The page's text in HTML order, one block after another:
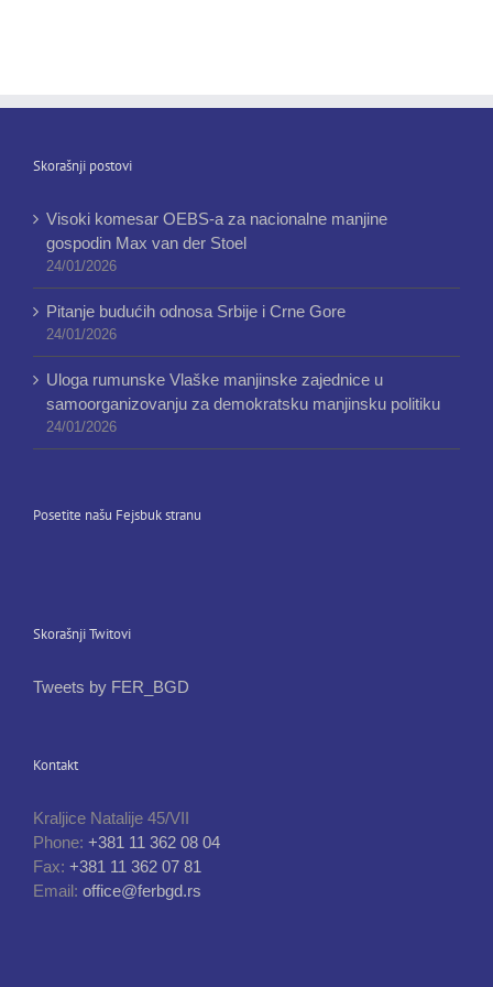
Skorašnji postovi
Visoki komesar OEBS-a za nacionalne manjine
gospodin Max van der Stoel
24/01/2026
Pitanje budućih odnosa Srbije i Crne Gore
24/01/2026
Uloga rumunske Vlaške manjinske zajednice u
samoorganizovanju za demokratsku manjinsku politiku
24/01/2026
Posetite našu Fejsbuk stranu
Skorašnji Twitovi
Tweets by FER_BGD
Kontakt
Kraljice Natalije 45/VII
Phone: +381 11 362 08 04
Fax: +381 11 362 07 81
Email: office@ferbgd.rs